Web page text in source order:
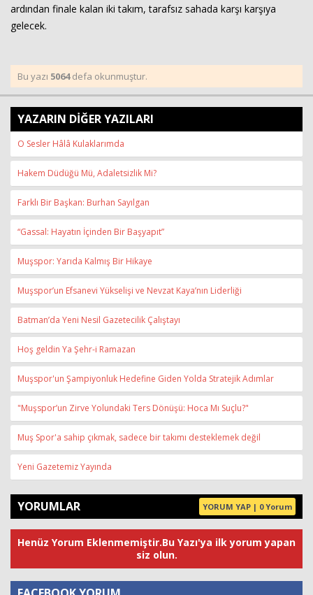
ardından finale kalan iki takım, tarafsız sahada karşı karşıya
gelecek.
Bu yazı 5064defa okunmuştur.
YAZARIN DİĞER YAZILARI
O Sesler Hâlâ Kulaklarımda
Hakem Düdüğü Mü, Adaletsizlik Mi?
Farklı Bir Başkan: Burhan Sayılgan
“Gassal: Hayatın İçinden Bir Başyapıt”
Muşspor: Yarıda Kalmış Bir Hikaye
Muşspor’un Efsanevi Yükselişi ve Nevzat Kaya’nın Liderliği
Batman’da Yeni Nesil Gazetecilik Çalıştayı
Hoş geldin Ya Şehr-i Ramazan
Muşspor'un Şampiyonluk Hedefine Giden Yolda Stratejik Adımlar
"Muşspor’un Zirve Yolundaki Ters Dönüşü: Hoca Mı Suçlu?"
Muş Spor'a sahip çıkmak, sadece bir takımı desteklemek değil
Yeni Gazetemiz Yayında
YORUMLAR YORUM YAP | 0 Yorum
Henüz Yorum Eklenmemiştir.Bu Yazı'ya ilk yorum yapan
siz olun.